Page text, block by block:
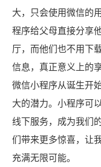
大，只会使用微信的
程序给父母直接分享
厅，而他们也不用下
信息，真正意义上的
微信小程序从诞生开
大的潜力。小程序可
线下服务，成为我们
们带来更多惊喜，让
充满无限可能。